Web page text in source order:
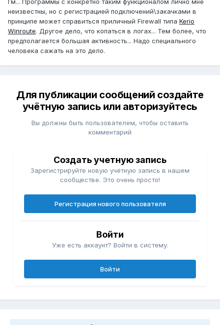
Гм... Программы с конкретно таким функционалом лично мне
неизвестны, но с регистрацией подключений\закачками в
принципе может справиться приличный Firewall типа Kerio
Winroute. Другое дело, что копаться в логах... Тем более, что
предполагается большая активность... Надо специального
человека сажать на это дело.
Для публикации сообщений создайте
учётную запись или авторизуйтесь
Вы должны быть пользователем, чтобы оставить
комментарий
Создать учетную запись
Зарегистрируйте новую учётную запись в нашем
сообществе. Это очень просто!
Регистрация нового пользователя
Войти
Уже есть аккаунт? Войти в систему.
Войти